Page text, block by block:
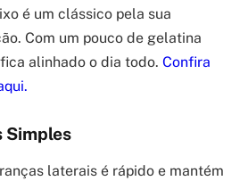
é um clássico pela sua
Com um pouco de gelatina
alinhado o dia todo. Confira
Simples
laterais é rápido e mantém